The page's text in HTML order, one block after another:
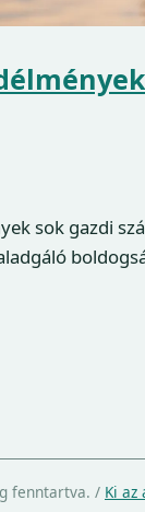
sok gazdi
fenntartva. / Ki az